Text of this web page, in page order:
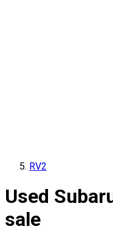
RV2
Used
sale